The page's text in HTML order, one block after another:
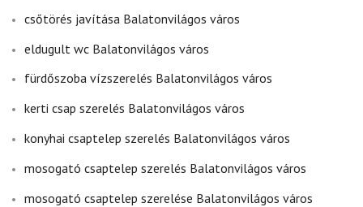
csőtörés javítása Balatonvilágos város
eldugult wc Balatonvilágos város
fürdőszoba vízszerelés Balatonvilágos város
kerti csap szerelés Balatonvilágos város
konyhai csaptelep szerelés Balatonvilágos város
mosogató csaptelep szerelés Balatonvilágos város
mosogató csaptelep szerelése Balatonvilágos város